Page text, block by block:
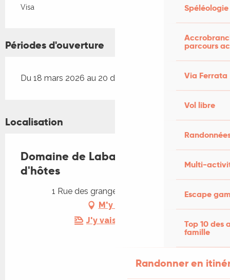
Spéléologie
parcours
Via Ferrata
Vol libre
Multi-
Escape
Top 10 des
famille
Randonner en
Visa
Périodes d'ouverture
Du 18 mars 2026 au 20 décembre 2026
Localisation
Domaine de Labarthe - Chambres
d'hôtes
1 Rue des granges, 46090 Espère
M'y rendre
J'y vais en train !